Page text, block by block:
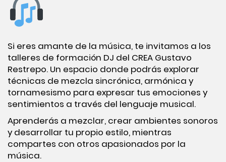
Si eres amante de la música, te invitamos a los
talleres de formación DJ del CREA Gustavo
Restrepo. Un espacio donde podrás explorar
técnicas de mezcla sincrónica, armónica y
tornamesismo para expresar tus emociones y
sentimientos a través del lenguaje musical.
Aprenderás a mezclar, crear ambientes sonoros
y desarrollar tu propio estilo, mientras
compartes con otros apasionados por la
música.